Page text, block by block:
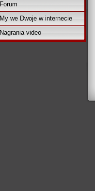
Forum
My we Dwoje w internecie
Nagrania video